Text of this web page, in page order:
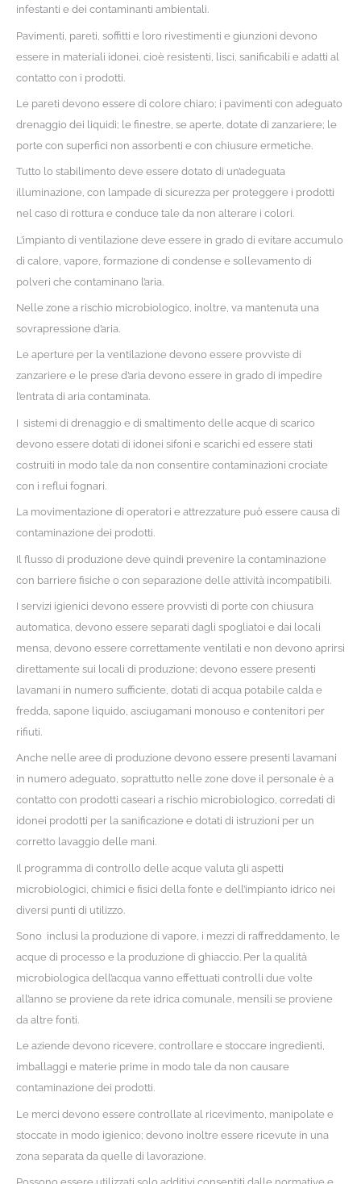
infestanti e dei contaminanti ambientali.
Pavimenti, pareti, soffitti e loro rivestimenti e giunzioni devono
essere in materiali idonei, cioè resistenti, lisci, sanificabili e adatti al
contatto con i prodotti.
Le pareti devono essere di colore chiaro; i pavimenti con adeguato
drenaggio dei liquidi; le finestre, se aperte, dotate di zanzariere; le
porte con superfici non assorbenti e con chiusure ermetiche.
Tutto lo stabilimento deve essere dotato di un’adeguata
illuminazione, con lampade di sicurezza per proteggere i prodotti
nel caso di rottura e conduce tale da non alterare i colori.
L’impianto di ventilazione deve essere in grado di evitare accumulo
di calore, vapore, formazione di condense e sollevamento di
polveri che contaminano l’aria.
Nelle zone a rischio microbiologico, inoltre, va mantenuta una
sovrapressione d’aria.
Le aperture per la ventilazione devono essere provviste di
zanzariere e le prese d’aria devono essere in grado di impedire
l’entrata di aria contaminata.
I sistemi di drenaggio e di smaltimento delle acque di scarico
devono essere dotati di idonei sifoni e scarichi ed essere stati
costruiti in modo tale da non consentire contaminazioni crociate
con i reflui fognari.
La movimentazione di operatori e attrezzature può essere causa di
contaminazione dei prodotti.
Il flusso di produzione deve quindi prevenire la contaminazione
con barriere fisiche o con separazione delle attività incompatibili.
I servizi igienici devono essere provvisti di porte con chiusura
automatica, devono essere separati dagli spogliatoi e dai locali
mensa, devono essere correttamente ventilati e non devono aprirsi
direttamente sui locali di produzione; devono essere presenti
lavamani in numero sufficiente, dotati di acqua potabile calda e
fredda, sapone liquido, asciugamani monouso e contenitori per
rifiuti.
Anche nelle aree di produzione devono essere presenti lavamani
in numero adeguato, soprattutto nelle zone dove il personale è a
contatto con prodotti caseari a rischio microbiologico, corredati di
idonei prodotti per la sanificazione e dotati di istruzioni per un
corretto lavaggio delle mani.
Il programma di controllo delle acque valuta gli aspetti
microbiologici, chimici e fisici della fonte e dell’impianto idrico nei
diversi punti di utilizzo.
Sono inclusi la produzione di vapore, i mezzi di raffreddamento, le
acque di processo e la produzione di ghiaccio. Per la qualità
microbiologica dell’acqua vanno effettuati controlli due volte
all’anno se proviene da rete idrica comunale, mensili se proviene
da altre fonti.
Le aziende devono ricevere, controllare e stoccare ingredienti,
imballaggi e materie prime in modo tale da non causare
contaminazione dei prodotti.
Le merci devono essere controllate al ricevimento, manipolate e
stoccate in modo igienico; devono inoltre essere ricevute in una
zona separata da quelle di lavorazione.